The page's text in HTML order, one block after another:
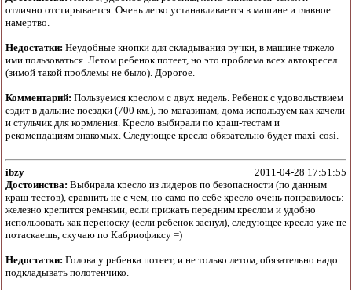
отлично отстирывается. Очень легко устанавливается в машине и главное
намертво.
Недостатки: Неудобные кнопки для складывания ручки, в машине тяжело
ими пользоваться. Летом ребенок потеет, но это проблема всех автокресел
(зимой такой проблемы не было). Дорогое.
Комментарий: Пользуемся креслом с двух недель. Ребенок с удовольствием
ездит в дальние поездки (700 км.), по магазинам, дома используем как качели
и стульчик для кормления. Кресло выбирали по краш-тестам и
рекомендациям знакомых. Следующее кресло обязательно будет maxi-cosi.
ibzy
2011-04-28 17:51:55
Достоинства: Выбирала кресло из лидеров по безопасности (по данным
краш-тестов), сравнить не с чем, но само по себе кресло очень понравилось:
железно крепится ремнями, если прижать передним креслом и удобно
использовать как переноску (если ребенок заснул), следующее кресло уже не
потаскаешь, скучаю по Кабриофиксу =)
Недостатки: Голова у ребенка потеет, и не только летом, обязательно надо
подкладывать полотенчико.